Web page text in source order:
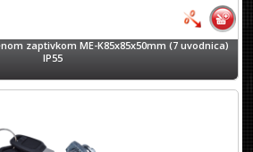
zaptivkom ME-K85x85x50mm (7 uvodnica)
IP55